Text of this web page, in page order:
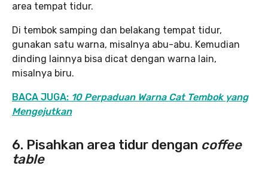
area tempat tidur.
Di tembok samping dan belakang tempat tidur,
gunakan satu warna, misalnya abu-abu. Kemudian
dinding lainnya bisa dicat dengan warna lain,
misalnya biru.
BACA JUGA: 10 Perpaduan Warna Cat Tembok yang
Mengejutkan
6. Pisahkan area tidur dengan coffee
table